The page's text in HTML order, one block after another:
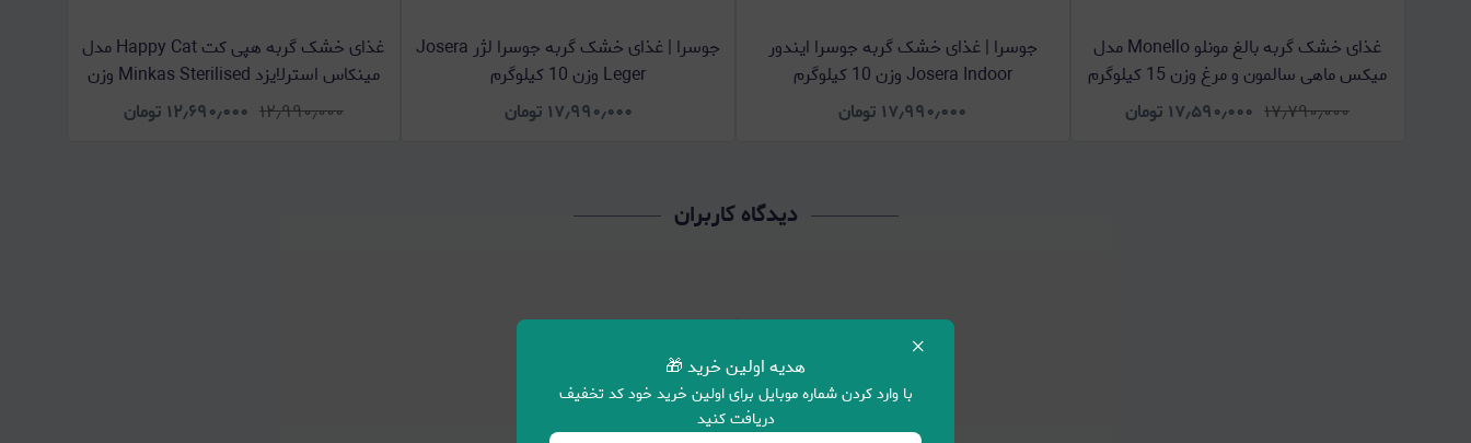
غذای خشک گربه بالغ مونلو Monello مدل
میکس ماهی سالمون و مرغ وزن 15 کیلوگرم
۱۷٫۷۹۰٫۰۰۰ ۱۷٫۵۹۰٫۰۰۰ تومان
جوسرا | غذای خشک گربه جوسرا ایندور
Josera Indoor وزن 10 کیلوگرم
۱۷٫۹۹۰٫۰۰۰ تومان
جوسرا | غذای خشک گربه جوسرا لژر Josera
Leger وزن 10 کیلوگرم
۱۷٫۹۹۰٫۰۰۰ تومان
غذای خشک گربه هپی کت Happy Cat مدل
مینکاس استرلایزد Minkas Sterilised وزن
10 کیلوگرم
۱۲٫۹۹۰٫۰۰۰ ۱۲٫۶۹۰٫۰۰۰ تومان
دیدگاه کاربران
× هدیه اولین خرید 🎁
با وارد کردن شماره موبایل برای اولین خرید خود کد تخفیف
دریافت کنید